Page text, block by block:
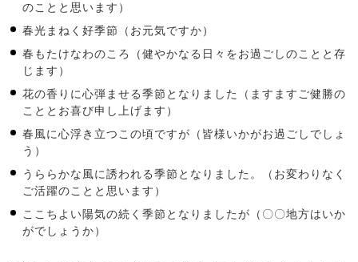
のことと思います）
春光まねく好季節（お元気ですか）
春もたけなわのころ（健やかなる日々をお過ごしのことと存
じます）
花の香りに心弾ませる季節となりました（ますますご健勝の
こととお喜び申し上げます）
春風に心浮き立つこの頃ですが（皆様いかがお過ごしでしょ
う）
うららかな風に誘われる季節となりました。（お変わりなく
ご活躍のことと思います）
ここちよい陽気の続く季節となりましたが（〇〇地方はいか
がでしょうか）